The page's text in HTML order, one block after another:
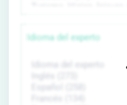
Idioma del experto